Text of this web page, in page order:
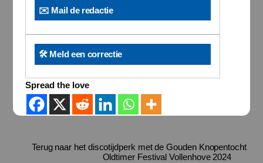
✉️ Mail de redactie
🛠️ Meld een correctie
Spread the love
Terug naar het discotijdperk met de Gouden Knopentocht
Oldtimer Festival Vollenhove 2024